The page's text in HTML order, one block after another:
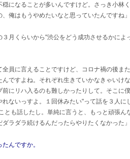
穏になることが多いんですけど。さっき小林
俺はもうやめたいなと思っていたんですね」
月くらいから"渋公をどう成功させるかによ
全員に言えることですけど、コロナ禍の後ま
んですよね。それぞれ生きていかなきゃいけ
にリハ入るのも難しかったりして。そこに
ないっすよ。１回休みたい"って話を３人に
とも話したし。単純に言うと、もっと頑張
ラダラ続けるんだったらやりたくなかった」
んですか。